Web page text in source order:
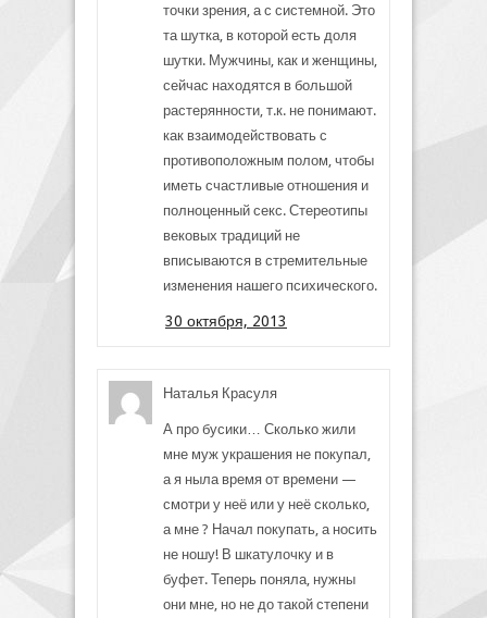
точки зрения, а с системной. Это
та шутка, в которой есть доля
шутки. Мужчины, как и женщины,
сейчас находятся в большой
растерянности, т.к. не понимают.
как взаимодействовать с
противоположным полом, чтобы
иметь счастливые отношения и
полноценный секс. Стереотипы
вековых традиций не
вписываются в стремительные
изменения нашего психического.
30 октября, 2013
Наталья Красуля
А про бусики… Сколько жили
мне муж украшения не покупал,
а я ныла время от времени —
смотри у неё или у неё сколько,
а мне ? Начал покупать, а носить
не ношу! В шкатулочку и в
буфет. Теперь поняла, нужны
они мне, но не до такой степени